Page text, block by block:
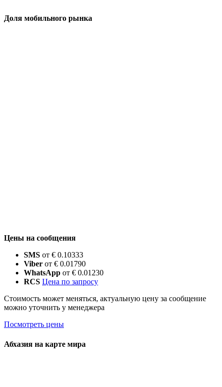
Доля мобильного рынка
Цены на сообщения
SMS от € 0.10333
Viber от € 0.01790
WhatsApp от € 0.01230
RCS Цена по запросу
Стоимость может меняться, актуальную цену за сообщение
можно уточнить у менеджера
Посмотреть цены
Абхазия на карте мира